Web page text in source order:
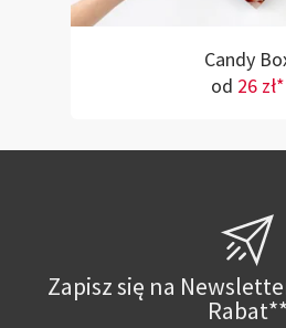
Candy
od 26 zł*
Zapisz się na
Rabat**